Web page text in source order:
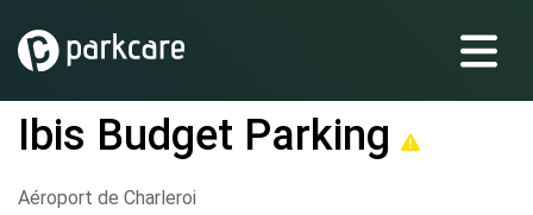
Ibis Budget Parking
Aéroport de Charleroi